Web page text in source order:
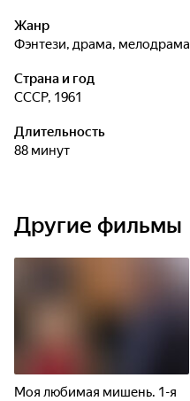
Жанр
фэнтези, драма, мелодрама
Страна и год
СССР, 1961
Длительность
88 минут
Другие фильмы
Моя любимая мишень. 1-я